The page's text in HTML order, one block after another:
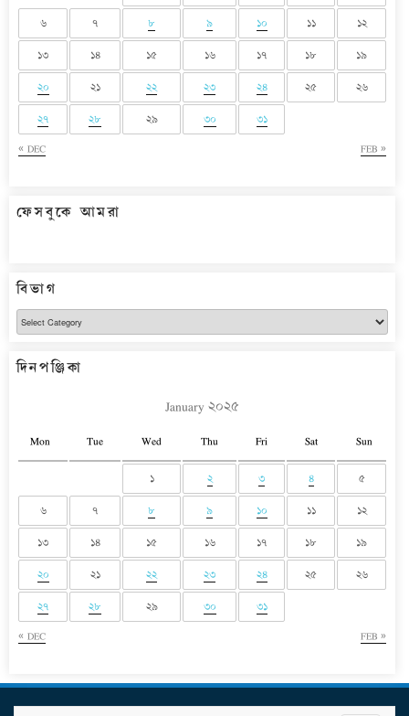
« DEC FEB »
৬ ৭ ৮ ৯ ১০ ১১ ১২
১৩ ১৪ ১৫ ১৬ ১৭ ১৮ ১৯
২০ ২১ ২২ ২৩ ২৪ ২৫ ২৬
২৭ ২৮ ২৯ ৩০ ৩১
ফেসবুকে আমরা
বিভাগ
বিভাগ
দিনপঞ্জিকা
January ২০২৫
Mon Tue Wed Thu Fri Sat Sun
« DEC FEB »
১ ২ ৩ ৪ ৫
৬ ৭ ৮ ৯ ১০ ১১ ১২
১৩ ১৪ ১৫ ১৬ ১৭ ১৮ ১৯
২০ ২১ ২২ ২৩ ২৪ ২৫ ২৬
২৭ ২৮ ২৯ ৩০ ৩১